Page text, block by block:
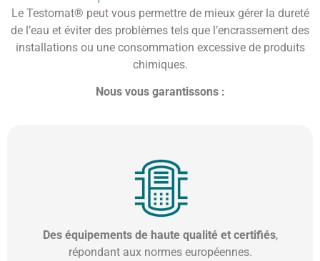
Le Testomat® peut vous permettre de mieux gérer la dureté
de l’eau et éviter des problèmes tels que l’encrassement des
installations ou une consommation excessive de produits
chimiques.
Nous vous garantissons :
Des équipements de haute qualité et certifiés,
répondant aux normes européennes.